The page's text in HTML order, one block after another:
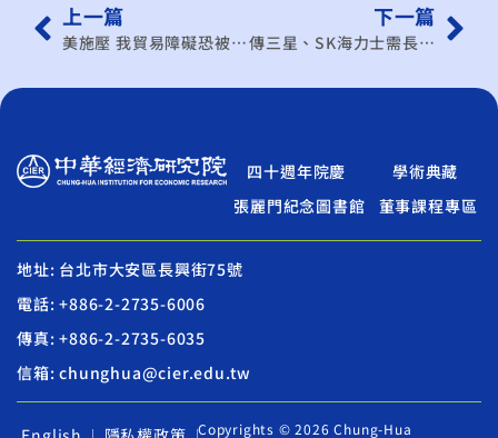
上一篇
美施壓 我貿易障礙恐被鎖定 川普4月祭對等關稅 專家示警 汽車、美豬牛、基改食品等 可能首當其衝
下一篇
傳三星、SK海力士需長江存儲專利授權 學者：牽連台廠 供應鏈恐洗牌
四十週年院慶
學術典藏
張麗門紀念圖書館
董事課程專區
地址: 台北市大安區長興街75號
電話: +886-2-2735-6006
傳真: +886-2-2735-6035
信箱: chunghua@cier.edu.tw
Copyrights © 2026 Chung-Hua